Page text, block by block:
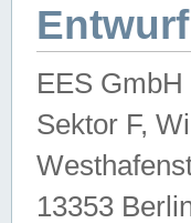
EES GmbH
Sektor F,
13353